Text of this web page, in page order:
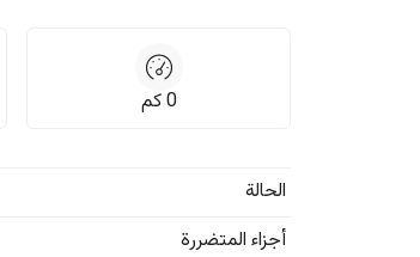
0كم
الحالة
أجزاء المتضررة